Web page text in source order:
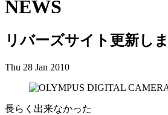
NEWS
リバーズサイト更新し
Thu 28 Jan 2010
長らく出来なかった